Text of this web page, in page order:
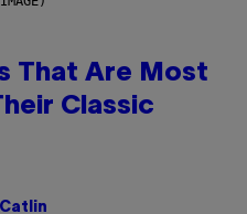
That Are Most
Classic